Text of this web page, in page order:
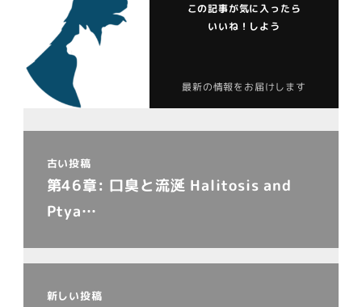
この記事が気に入ったら
いいね！しよう
最新の情報をお届けします
古い投稿
第46章: 口臭と流涎 Halitosis and
Ptya…
新しい投稿